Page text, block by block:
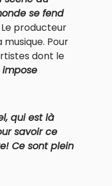
se fend
Le producteur
Pour
dont le
qui est là
savoir ce
Ce sont plein